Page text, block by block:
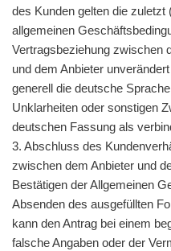
des Kunden gelten die
allgemeinen
Vertragsbeziehung zwischen
und dem Anbieter
generell die deutsche
Unklarheiten oder sonstigen
deutschen Fassung als
3. Abschluss des
zwischen dem Anbieter und
Bestätigen der Allgemeinen
Absenden des ausgefüllten
kann den Antrag bei einem
falsche Angaben oder der